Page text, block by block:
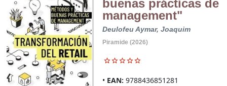
buenas prácticas de
management"
Deulofeu Aymar, Joaquim
Piramide (2026)
EAN: 9788436851281